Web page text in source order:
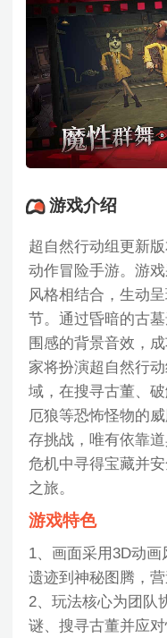
游戏介绍
超自然行动组更新
动作冒险手游。游
风格相结合，生动
节。通过昏暗的古
围感的背景音效，
家将扮演超自然行
域，在搜寻古董、
厄狼等恐怖怪物的
存挑战，唯有依靠
危机中寻得宝藏并
之旅。
游戏特色
1、画面采用3D动
遗迹到神秘图腾，
2、玩法核心为团队
谜、搜寻古董并应